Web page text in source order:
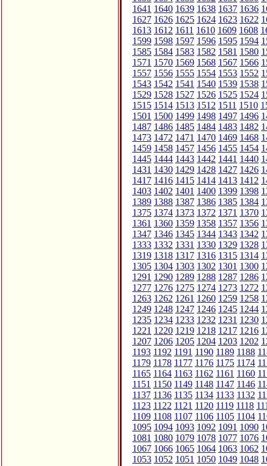
1641 1640 1639 1638 1637 1636
1627 1626 1625 1624 1623 1622
1613 1612 1611 1610 1609 1608
1599 1598 1597 1596 1595 1594
1585 1584 1583 1582 1581 1580
1571 1570 1569 1568 1567 1566
1557 1556 1555 1554 1553 1552
1543 1542 1541 1540 1539 1538
1529 1528 1527 1526 1525 1524
1515 1514 1513 1512 1511 1510
1501 1500 1499 1498 1497 1496
1487 1486 1485 1484 1483 1482
1473 1472 1471 1470 1469 1468
1459 1458 1457 1456 1455 1454
1445 1444 1443 1442 1441 1440
1431 1430 1429 1428 1427 1426
1417 1416 1415 1414 1413 1412
1403 1402 1401 1400 1399 1398
1389 1388 1387 1386 1385 1384
1375 1374 1373 1372 1371 1370
1361 1360 1359 1358 1357 1356
1347 1346 1345 1344 1343 1342
1333 1332 1331 1330 1329 1328
1319 1318 1317 1316 1315 1314
1305 1304 1303 1302 1301 1300
1291 1290 1289 1288 1287 1286
1277 1276 1275 1274 1273 1272
1263 1262 1261 1260 1259 1258
1249 1248 1247 1246 1245 1244
1235 1234 1233 1232 1231 1230
1221 1220 1219 1218 1217 1216
1207 1206 1205 1204 1203 1202
1193 1192 1191 1190 1189 1188
1179 1178 1177 1176 1175 1174
1165 1164 1163 1162 1161 1160
1151 1150 1149 1148 1147 1146
1137 1136 1135 1134 1133 1132
1123 1122 1121 1120 1119 1118
1109 1108 1107 1106 1105 1104
1095 1094 1093 1092 1091 1090
1081 1080 1079 1078 1077 1076
1067 1066 1065 1064 1063 1062
1053 1052 1051 1050 1049 1048